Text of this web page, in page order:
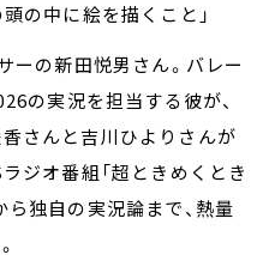
の中に絵を描くこと」
ーの新田悦男さん。バレー
の実況を担当する彼が、
さんと吉川ひよりさんが
ジオ番組「超ときめくとき
ら独自の実況論まで、熱量